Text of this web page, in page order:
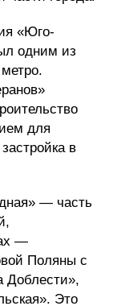
«Юго-
одним из
для
в
— часть
—
Поляны с
Доблести»,
Это